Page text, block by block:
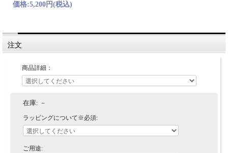
価格:5,200円(税込)
注文
商品詳細：
在庫: －
ラッピングについて※必須:
ご用途: